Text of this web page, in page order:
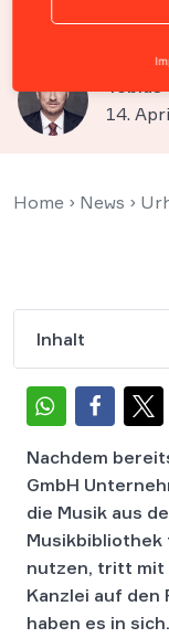
& Partner
Tobias
14.
Home › News ›
Inhalt
Nachdem
GmbH
die Musik aus
Musikbibliothek
nutzen, tritt mit
Kanzlei auf den
haben es in